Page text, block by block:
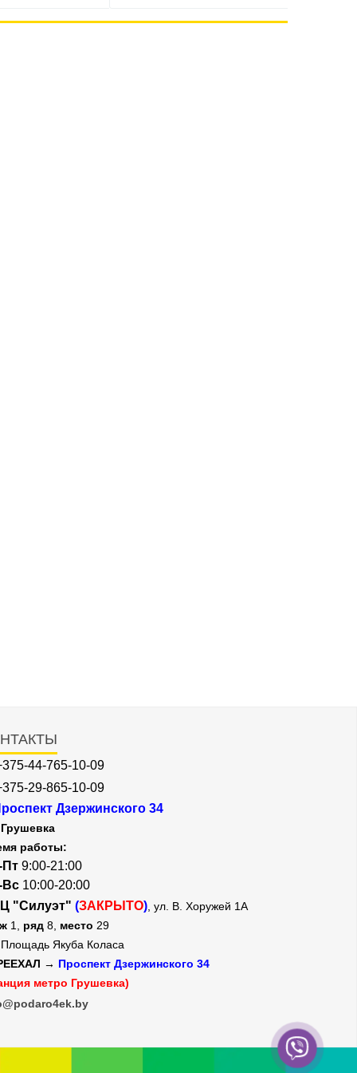
44-765-10-09
29-865-10-09
Дзержинского 34
Грушевка
работы:
Пт 9:00-21:00
Вс 10:00-20:00
"Силуэт" (ЗАКРЫТО) , ул. В. Хоружей 1А
1, ряд 8, место 29
Площадь Якуба Коласа
→ Проспект Дзержинского 34
метро Грушевка)